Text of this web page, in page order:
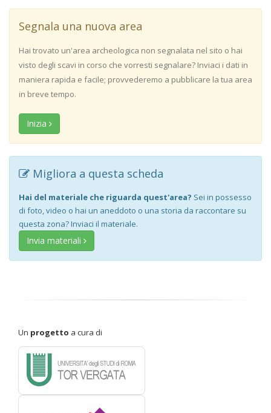
Segnala una nuova area
Hai trovato un'area archeologica non segnalata nel sito o hai
visto degli scavi in corso che vorresti segnalare? Inviaci i dati in
maniera rapida e facile; provvederemo a pubblicare la tua area
in breve tempo.
Inizia
Migliora a questa scheda
Hai del materiale che riguarda quest'area? Sei in possesso
di foto, video o hai un aneddoto o una storia da raccontare su
questa zona? Inviaci il materiale.
Invia materiali
Un progetto a cura di